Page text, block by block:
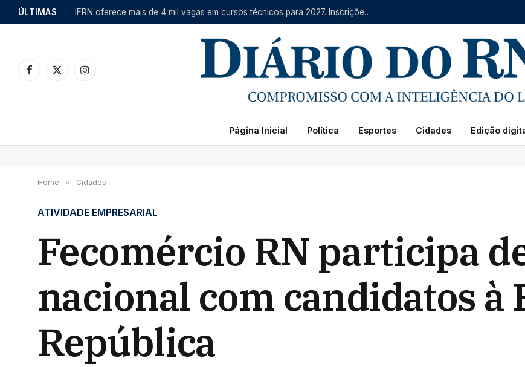
ÚLTIMAS IFRN oferece mais de 4 mil vagas em cursos técnicos para 2027. Inscrições começam na segunda (10)
Facebook
X
Instagram
Página Inicial Política Esportes Cidades Edição
Home » Cidades
ATIVIDADE EMPRESARIAL
Fecomércio RN participa
nacional com candidatos à
República